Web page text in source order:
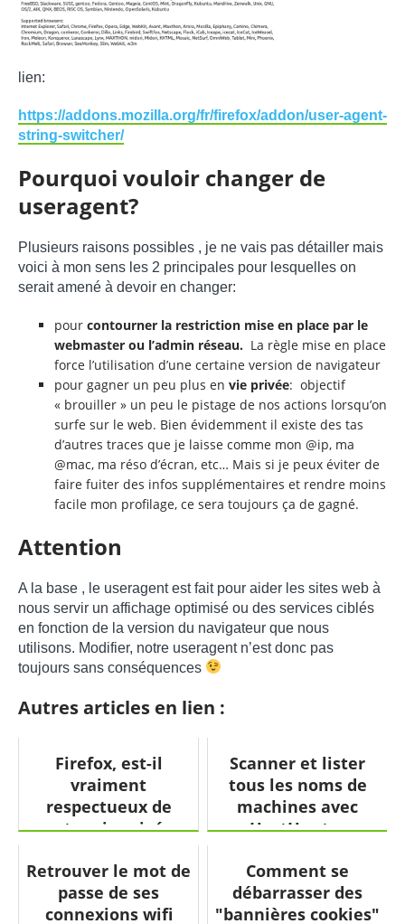
lien:
https://addons.mozilla.org/fr/firefox/addon/user-agent-
string-switcher/
Pourquoi vouloir changer de
useragent?
Plusieurs raisons possibles , je ne vais pas détailler mais
voici à mon sens les 2 principales pour lesquelles on
serait amené à devoir en changer:
pour contourner la restriction mise en place par le
webmaster ou l’admin réseau. La règle mise en place
force l’utilisation d’une certaine version de navigateur
pour gagner un peu plus en vie privée: objectif
« brouiller » un peu le pistage de nos actions lorsqu’on
surfe sur le web. Bien évidemment il existe des tas
d’autres traces que je laisse comme mon @ip, ma
@mac, ma réso d’écran, etc… Mais si je peux éviter de
faire fuiter des infos supplémentaires et rendre moins
facile mon profilage, ce sera toujours ça de gagné.
Attention
A la base , le useragent est fait pour aider les sites web à
nous servir un affichage optimisé ou des services ciblés
en fonction de la version du navigateur que nous
utilisons. Modifier, notre useragent n’est donc pas
toujours sans conséquences
Autres articles en lien :
Firefox, est-il
vraiment
respectueux de
notre vie privée
Scanner et lister
tous les noms de
machines avec
HostHunter
Retrouver le mot de
passe de ses
connexions wifi
Comment se
débarrasser des
"bannières cookies"